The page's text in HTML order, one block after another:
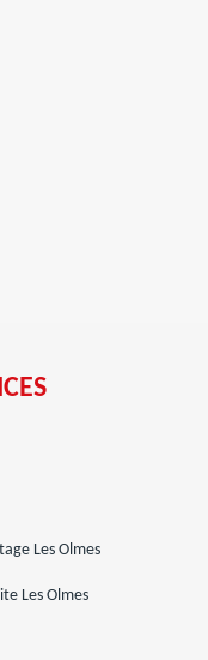
Les Olmes
Les Olmes